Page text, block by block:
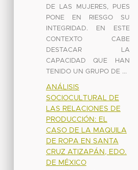
DE LAS MUJERES, PUES
PONE EN RIESGO SU
INTEGRIDAD. EN ESTE
CONTEXTO CABE
DESTACAR LA
CAPACIDAD QUE HAN
TENIDO UN GRUPO DE ...
ANÁLISIS
SOCIOCULTURAL DE
LAS RELACIONES DE
PRODUCCIÓN: EL
CASO DE LA MAQUILA
DE ROPA EN SANTA
CRUZ ATIZAPÁN, EDO.
DE MÉXICO